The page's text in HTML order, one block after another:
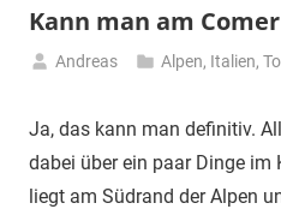
Kann man am
Juli
Andreas Alpen, Italien,
Ja, das kann man definitiv.
dabei über ein paar Dinge im
liegt am Südrand der Alpen